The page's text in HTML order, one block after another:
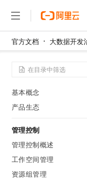
官方文档 大数据开发
什么是DataWorks
功能特性
快速入门
基本概念
产品生态
管理控制
管理控制概述
工作空间管理
资源组管理
大模型
产品
精选产品
人工智能与机器学习
计算
容器
解决方案
精选解决方案
AI
互联网应用开发
大数据
权益
定价
云市场
伙伴
服务
了解阿里云